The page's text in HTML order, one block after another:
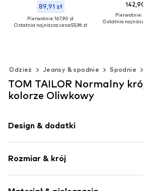
89,91 zł
Pierwotnie: 167,90 zł
Ostatnia najniższa cena:55,96 zł
Pierwotnie:
Ostatnia
Odzież Jeansy & spodnie Spodnie
TOM TAILOR Normalny
kolorze Oliwkowy
Design & dodatki
Bawełna
Elastyczne zakończenie/szew
Kieszenie boczne
Rozmiar & krój